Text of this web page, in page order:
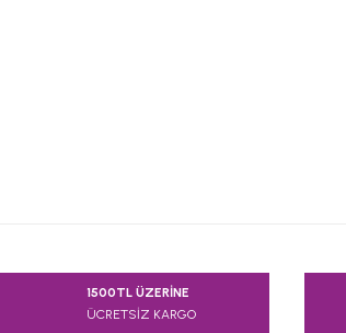
ve diğer konularda yetersiz gördüğünüz
1500TL ÜZERİNE
ÜCRETSİZ KARGO